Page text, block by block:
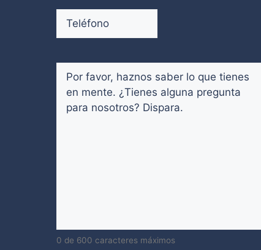
un
email
Teléfono
Comentarios (Obligatorio)
0 de 600 caracteres máximos